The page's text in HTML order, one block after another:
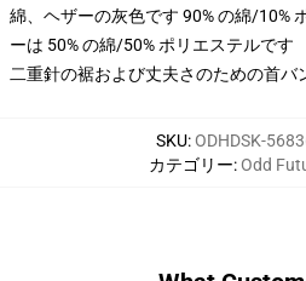
綿、ヘザーの灰色です 90% の綿/10%
ーは 50% の綿/50% ポリエステルです
二重針の裾および丈夫さのための首バ
SKU:ODHDSK-
カテゴリー:Odd